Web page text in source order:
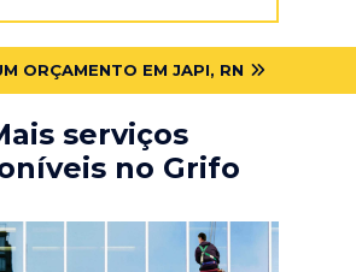
ORÇAMENTO EM JAPI, RN
serviços
no Grifo